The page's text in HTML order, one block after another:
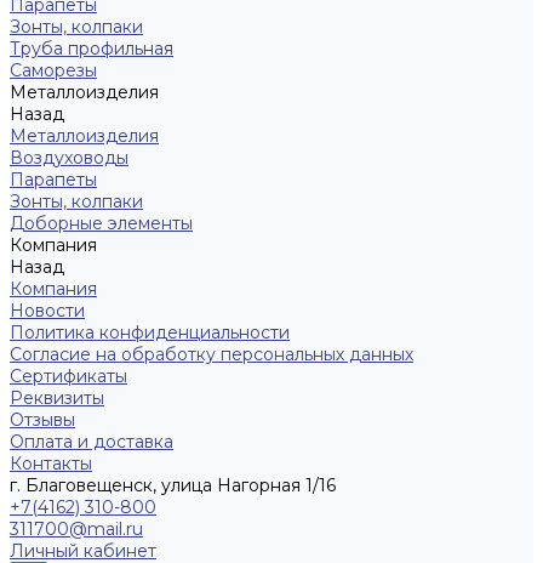
Парапеты
Зонты, колпаки
Труба профильная
Саморезы
Металлоизделия
Назад
Металлоизделия
Воздуховоды
Парапеты
Зонты, колпаки
Доборные элементы
Компания
Назад
Компания
Новости
Политика конфиденциальности
Согласие на обработку персональных данных
Сертификаты
Реквизиты
Отзывы
Оплата и доставка
Контакты
г. Благовещенск, улица Нагорная 1/16
+7(4162) 310-800
311700@mail.ru
Личный кабинет